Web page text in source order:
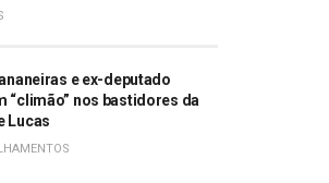
e ex-deputado
“climão” nos bastidores da
Lucas